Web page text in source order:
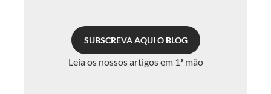
SUBSCREVA AQUI O BLOG
Leia os nossos artigos em 1ª mão